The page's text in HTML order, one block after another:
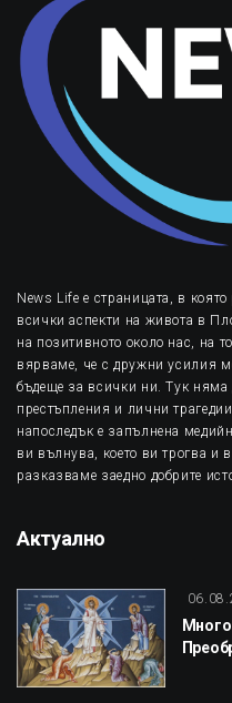
News Life е страницата, в
всички аспекти на живота в
на позитивното около нас, на
вярваме, че с дружни усилия
бъдеще за всички ни. Тук няма
престъпления и лични
напоследък е запълнена
ви вълнува, което ви трогва и
разказваме заедно добрите
Актуално